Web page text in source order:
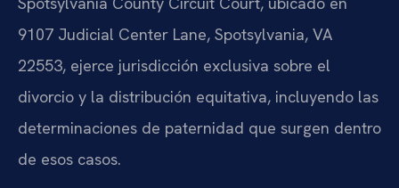
9107 Judicial Center Lane, Spotsylvania, VA
22553, ejerce jurisdicción exclusiva sobre el
divorcio y la distribución equitativa, incluyendo las
determinaciones de paternidad que surgen dentro
de esos casos.